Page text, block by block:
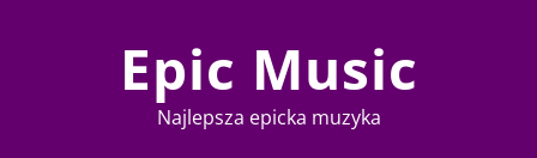
Epic Music
Najlepsza epicka muzyka